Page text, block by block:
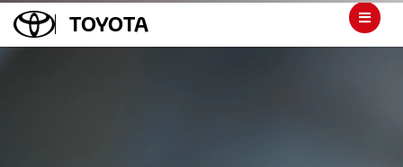
TOYOTA